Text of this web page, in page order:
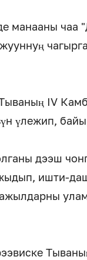
манааны чаа
IV
үлежип,
дээш
ишти-